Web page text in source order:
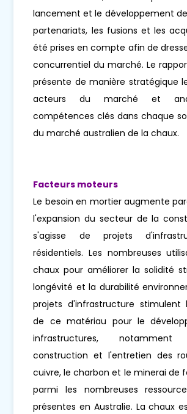
lancement et le développement
partenariats, les fusions et les
été prises en compte afin de
concurrentiel du marché. Le
présente de manière stratégique
acteurs du marché et
compétences clés dans chaque
du marché australien de la chaux.
Facteurs moteurs
Le besoin en mortier augmente
l'expansion du secteur de la
s'agisse de projets
résidentiels. Les nombreuses
chaux pour améliorer la solidité
longévité et la durabilité
projets d'infrastructure stimulent
de ce matériau pour le
infrastructures,
construction et l'entretien des
cuivre, le charbon et le minerai de
parmi les nombreuses
présentes en Australie. La chaux